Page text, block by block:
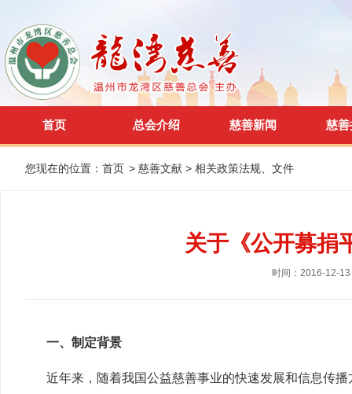
首页 总会介绍 慈善新闻 慈善
您现在的位置： 首页 > 慈善文献 > 相关政策法规、文件
关于《公开募捐
时间：2016-12-13
一、制定背景
近年来，随着我国公益慈善事业的快速发展和信息传